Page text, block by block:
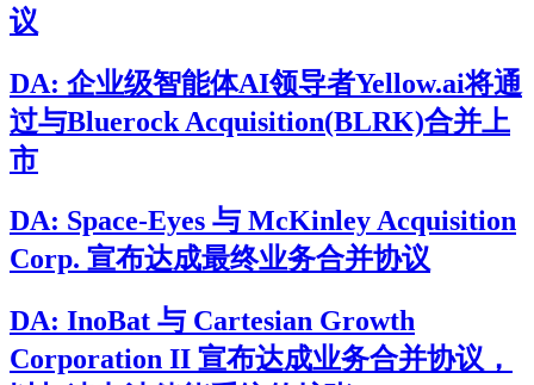
议
DA: 企业级智能体AI领导者Yellow.ai将通
过与Bluerock Acquisition(BLRK)合并上
市
DA: Space-Eyes 与 McKinley Acquisition
Corp. 宣布达成最终业务合并协议
DA: InoBat 与 Cartesian Growth
Corporation II 宣布达成业务合并协议，